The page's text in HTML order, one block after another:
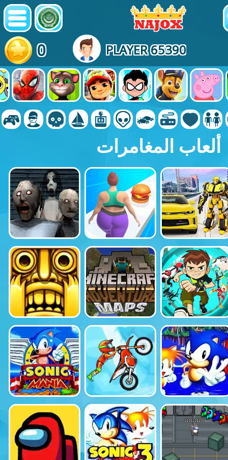
0 PLAYER 65390
ألعاب المغامرات